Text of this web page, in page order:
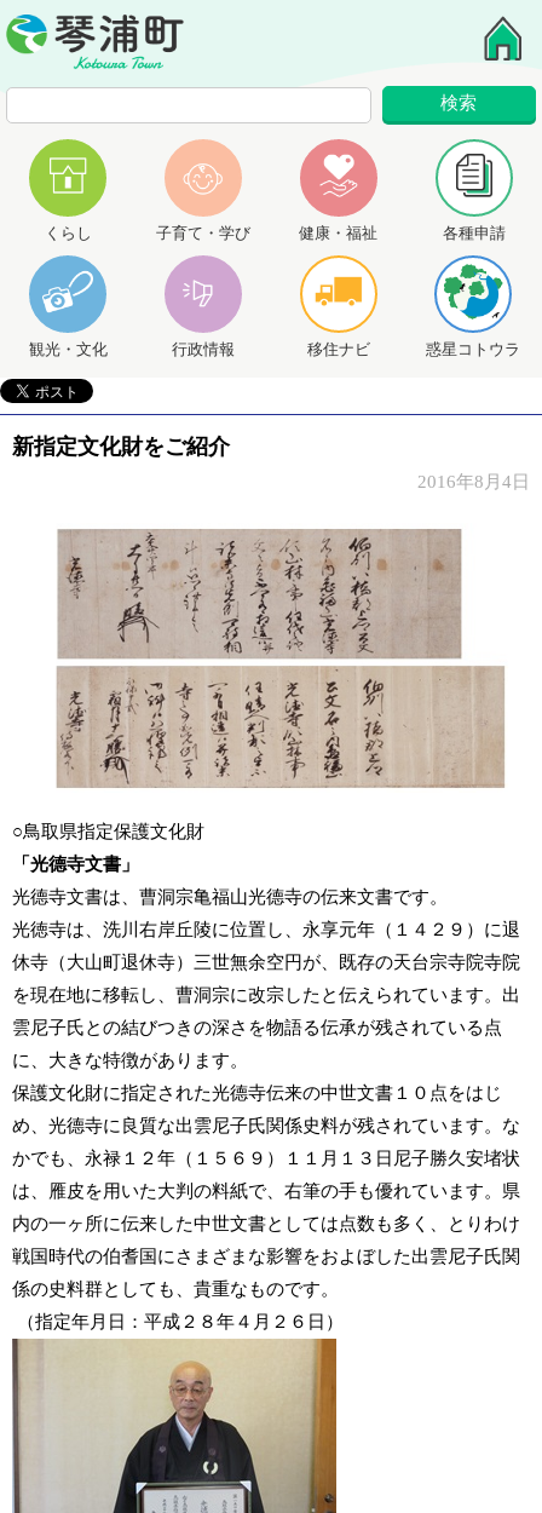
くらし 子育て・学び 健康・福祉 各種申請
観光・文化 行政情報 移住ナビ 惑星コトウラ
新指定文化財をご紹介
2016年8月4日
○鳥取県指定保護文化財
「光德寺文書」
光德寺文書は、曹洞宗亀福山光德寺の伝来文書です。
光徳寺は、洗川右岸丘陵に位置し、永享元年（１４２９）に退
休寺（大山町退休寺）三世無余空円が、既存の天台宗寺院寺院
を現在地に移転し、曹洞宗に改宗したと伝えられています。出
雲尼子氏との結びつきの深さを物語る伝承が残されている点
に、大きな特徴があります。
保護文化財に指定された光德寺伝来の中世文書１０点をはじ
め、光德寺に良質な出雲尼子氏関係史料が残されています。な
かでも、永禄１２年（１５６９）１１月１３日尼子勝久安堵状
は、雁皮を用いた大判の料紙で、右筆の手も優れています。県
内の一ヶ所に伝来した中世文書としては点数も多く、とりわけ
戦国時代の伯耆国にさまざまな影響をおよぼした出雲尼子氏関
係の史料群としても、貴重なものです。
（指定年月日：平成２８年４月２６日）